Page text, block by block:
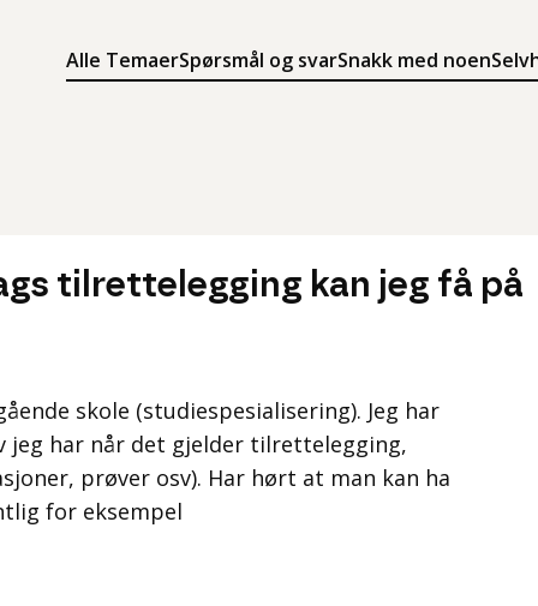
Alle TemaerSpørsmål og svarSnakk med noen
Søk
Meny
tilrettelegging kan jeg få på
skole (studiespesialisering). Jeg har
jeg har når det gjelder tilrettelegging,
prøver osv). Har hørt at man kan ha
for eksempel